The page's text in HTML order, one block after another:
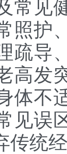
常见
照护
疏导
高发
体不
见误
传统